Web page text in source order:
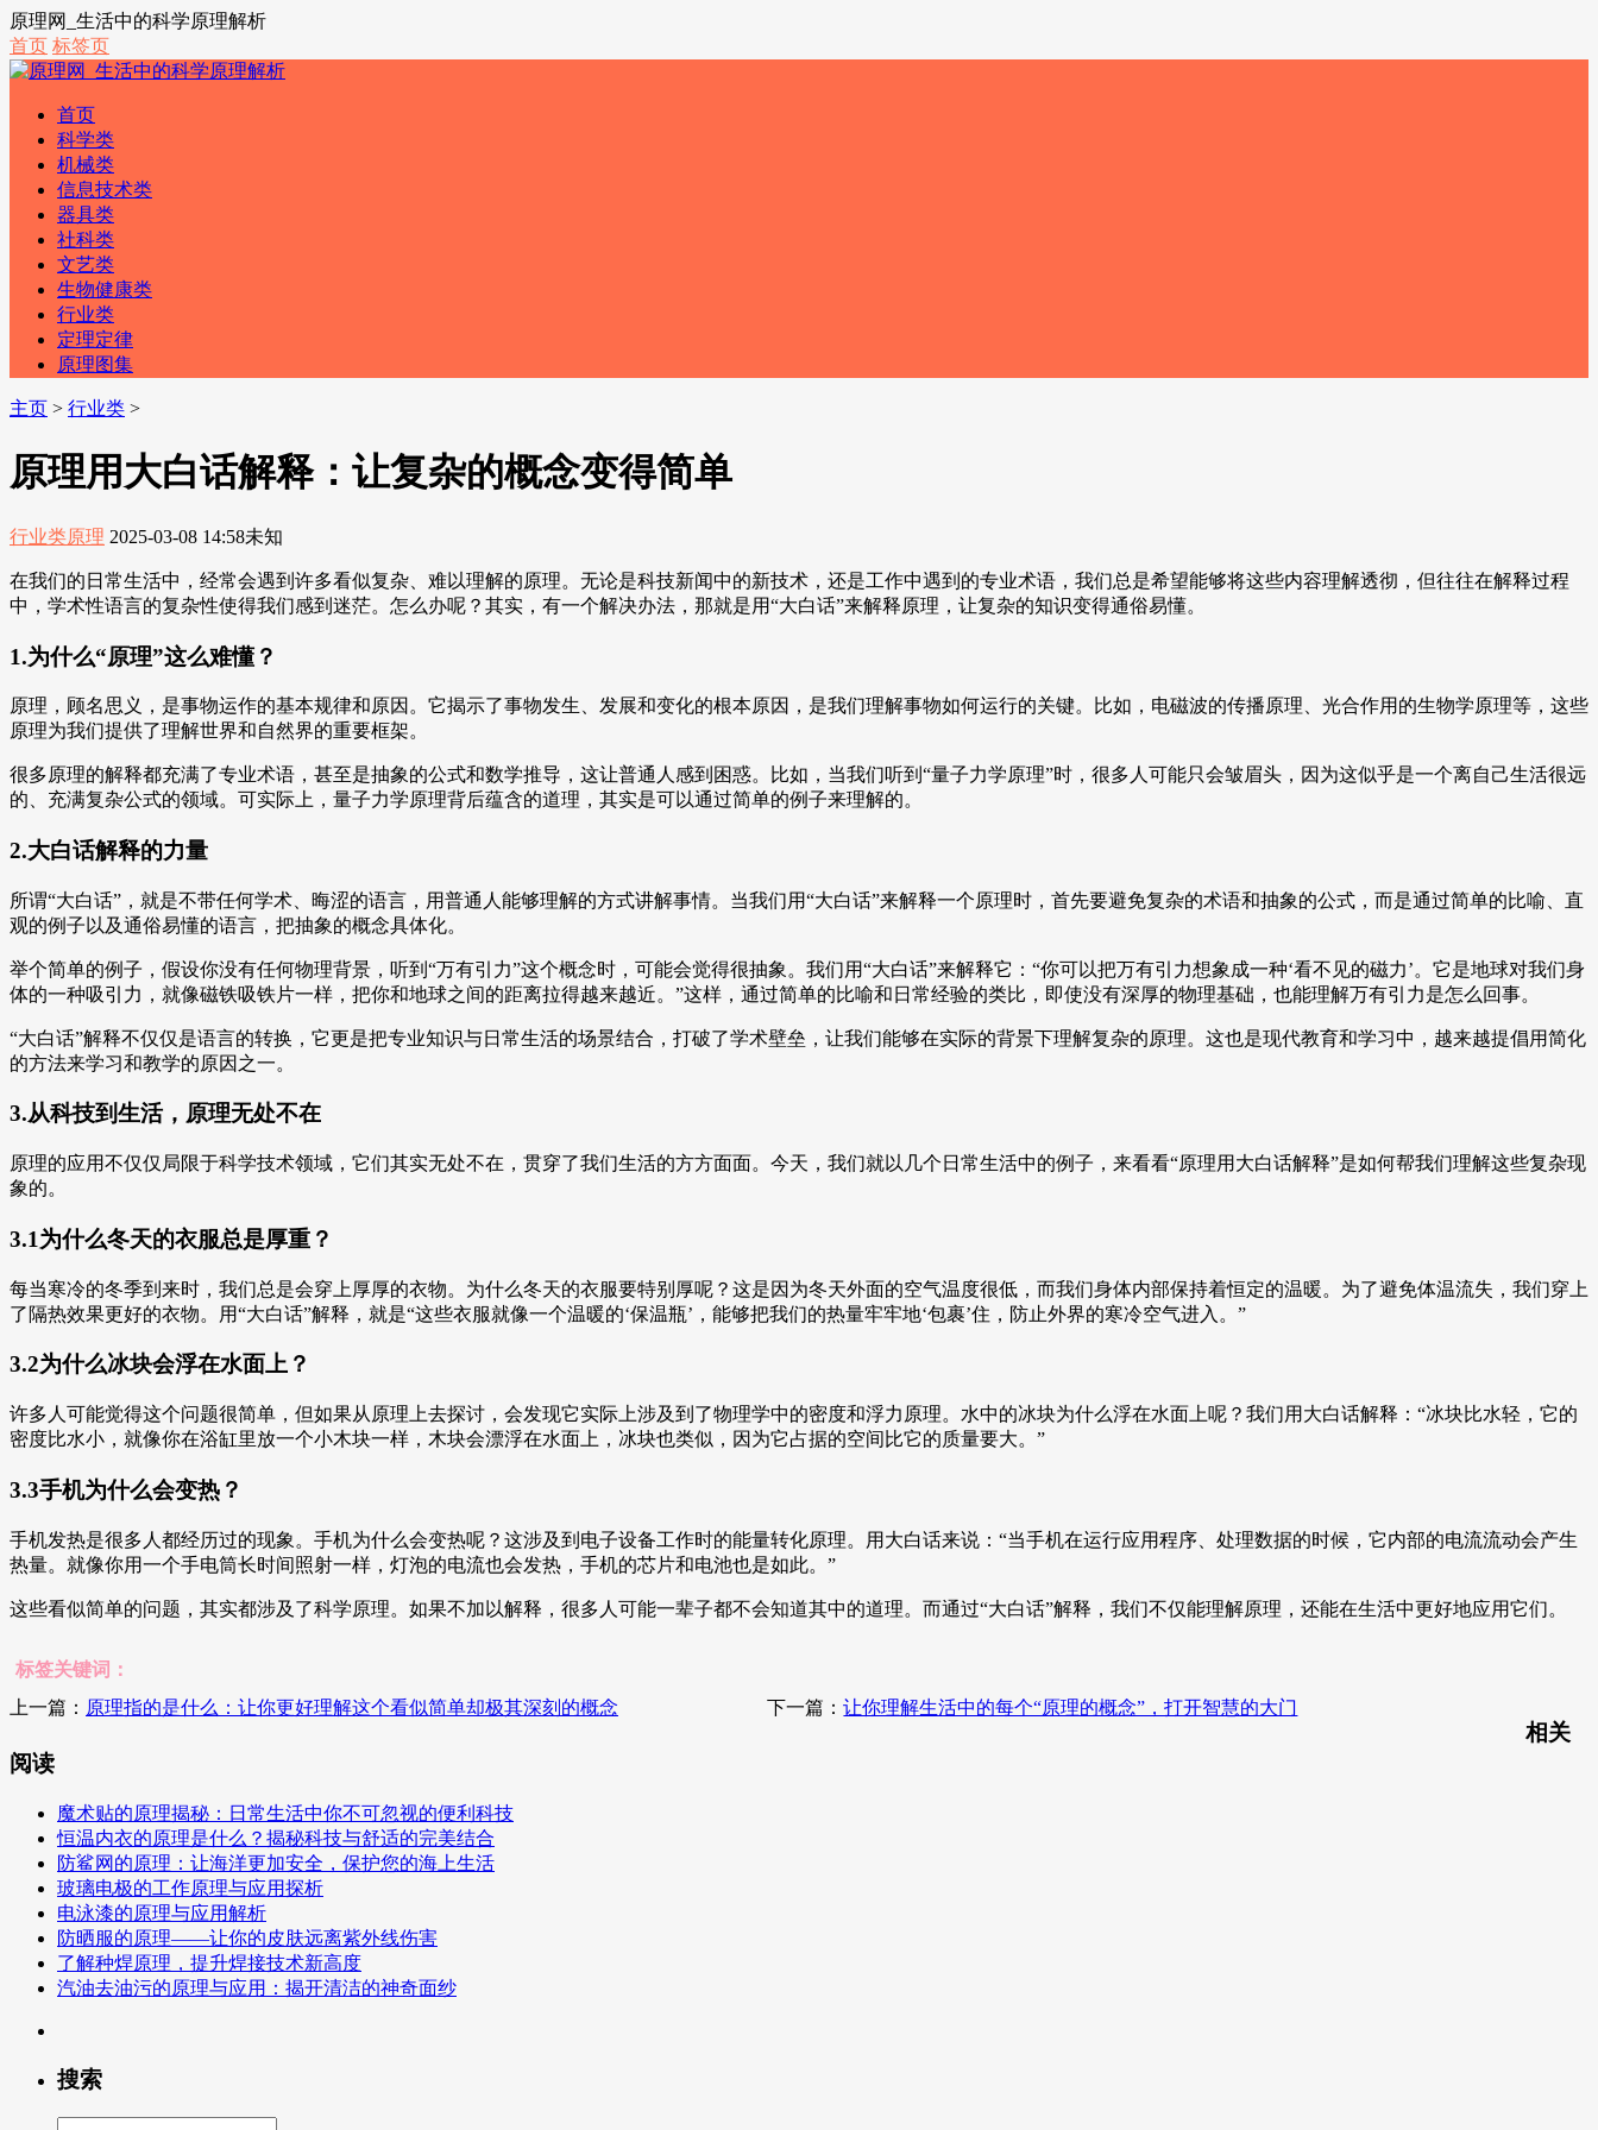
原理网_生活中的科学原理解析
首页 标签页
首页
科学类
机械类
信息技术类
器具类
社科类
文艺类
生物健康类
行业类
定理定律
原理图集
主页 > 行业类 >
原理用大白话解释：让复杂的概念变得简单
行业类原理 2025-03-08 14:58未知
在我们的日常生活中，经常会遇到许多看似复杂、难以理解的原理。无论是科技新闻中的新技术，还是工作中遇到的专业术语，我们总是希望能够将这些内容理解透彻，但往往在解释过程
中，学术性语言的复杂性使得我们感到迷茫。怎么办呢？其实，有一个解决办法，那就是用“大白话”来解释原理，让复杂的知识变得通俗易懂。
1.为什么“原理”这么难懂？
原理，顾名思义，是事物运作的基本规律和原因。它揭示了事物发生、发展和变化的根本原因，是我们理解事物如何运行的关键。比如，电磁波的传播原理、光合作用的生物学原理等，这些
原理为我们提供了理解世界和自然界的重要框架。
很多原理的解释都充满了专业术语，甚至是抽象的公式和数学推导，这让普通人感到困惑。比如，当我们听到“量子力学原理”时，很多人可能只会皱眉头，因为这似乎是一个离自己生活很远
的、充满复杂公式的领域。可实际上，量子力学原理背后蕴含的道理，其实是可以通过简单的例子来理解的。
2.大白话解释的力量
所谓“大白话”，就是不带任何学术、晦涩的语言，用普通人能够理解的方式讲解事情。当我们用“大白话”来解释一个原理时，首先要避免复杂的术语和抽象的公式，而是通过简单的比喻、直
观的例子以及通俗易懂的语言，把抽象的概念具体化。
举个简单的例子，假设你没有任何物理背景，听到“万有引力”这个概念时，可能会觉得很抽象。我们用“大白话”来解释它：“你可以把万有引力想象成一种‘看不见的磁力’。它是地球对我们身
体的一种吸引力，就像磁铁吸铁片一样，把你和地球之间的距离拉得越来越近。”这样，通过简单的比喻和日常经验的类比，即使没有深厚的物理基础，也能理解万有引力是怎么回事。
“大白话”解释不仅仅是语言的转换，它更是把专业知识与日常生活的场景结合，打破了学术壁垒，让我们能够在实际的背景下理解复杂的原理。这也是现代教育和学习中，越来越提倡用简化
的方法来学习和教学的原因之一。
3.从科技到生活，原理无处不在
原理的应用不仅仅局限于科学技术领域，它们其实无处不在，贯穿了我们生活的方方面面。今天，我们就以几个日常生活中的例子，来看看“原理用大白话解释”是如何帮我们理解这些复杂现
象的。
3.1为什么冬天的衣服总是厚重？
每当寒冷的冬季到来时，我们总是会穿上厚厚的衣物。为什么冬天的衣服要特别厚呢？这是因为冬天外面的空气温度很低，而我们身体内部保持着恒定的温暖。为了避免体温流失，我们穿上
了隔热效果更好的衣物。用“大白话”解释，就是“这些衣服就像一个温暖的‘保温瓶’，能够把我们的热量牢牢地‘包裹’住，防止外界的寒冷空气进入。”
3.2为什么冰块会浮在水面上？
许多人可能觉得这个问题很简单，但如果从原理上去探讨，会发现它实际上涉及到了物理学中的密度和浮力原理。水中的冰块为什么浮在水面上呢？我们用大白话解释：“冰块比水轻，它的
密度比水小，就像你在浴缸里放一个小木块一样，木块会漂浮在水面上，冰块也类似，因为它占据的空间比它的质量要大。”
3.3手机为什么会变热？
手机发热是很多人都经历过的现象。手机为什么会变热呢？这涉及到电子设备工作时的能量转化原理。用大白话来说：“当手机在运行应用程序、处理数据的时候，它内部的电流流动会产生
热量。就像你用一个手电筒长时间照射一样，灯泡的电流也会发热，手机的芯片和电池也是如此。”
这些看似简单的问题，其实都涉及了科学原理。如果不加以解释，很多人可能一辈子都不会知道其中的道理。而通过“大白话”解释，我们不仅能理解原理，还能在生活中更好地应用它们。
标签关键词：
上一篇： 原理指的是什么：让你更好理解这个看似简单却极其深刻的概念 下一篇：让你理解生活中的每个“原理的概念”，打开智慧的大门
相关
阅读
魔术贴的原理揭秘：日常生活中你不可忽视的便利科技
恒温内衣的原理是什么？揭秘科技与舒适的完美结合
防鲨网的原理：让海洋更加安全，保护您的海上生活
玻璃电极的工作原理与应用探析
电泳漆的原理与应用解析
防晒服的原理——让你的皮肤远离紫外线伤害
了解种焊原理，提升焊接技术新高度
汽油去油污的原理与应用：揭开清洁的神奇面纱
搜索